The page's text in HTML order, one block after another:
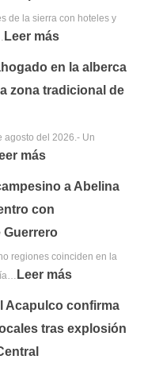
de la sierra con hoteles y
Leer más
en la alberca
zona tradicional de
agosto del 2026.- Un
más
a Abelina
con
Guerrero
regiones coinciden en la
Leer más
Acapulco confirma
tras explosión